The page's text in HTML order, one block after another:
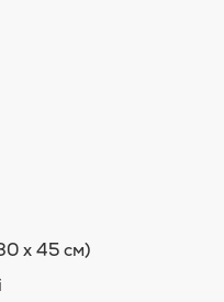
x 45 см)